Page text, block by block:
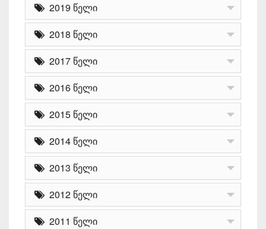
2019 წელი
2018 წელი
2017 წელი
2016 წელი
2015 წელი
2014 წელი
2013 წელი
2012 წელი
2011 წელი